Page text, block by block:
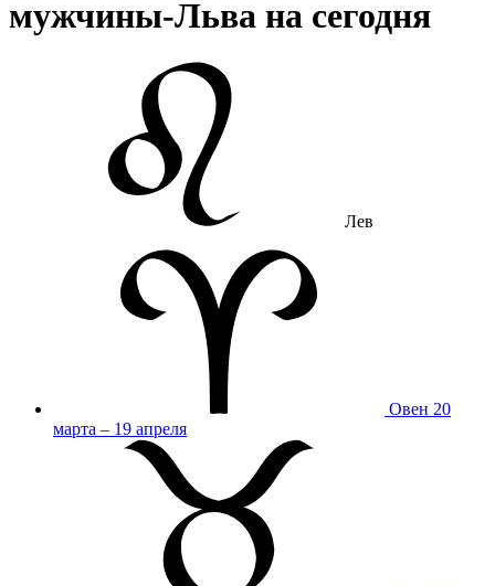
мужчины-Льва на сегодня
Лев
Овен 20
марта – 19 апреля